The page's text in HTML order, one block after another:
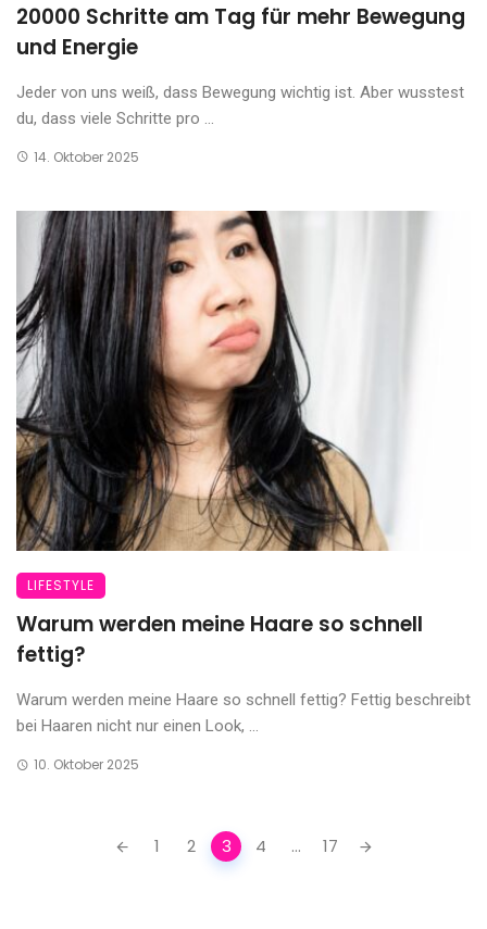
20000 Schritte am Tag für mehr Bewegung
und Energie
Jeder von uns weiß, dass Bewegung wichtig ist. Aber wusstest
du, dass viele Schritte pro ...
14. Oktober 2025
LIFESTYLE
Warum werden meine Haare so schnell
fettig?
Warum werden meine Haare so schnell fettig? Fettig beschreibt
bei Haaren nicht nur einen Look, ...
10. Oktober 2025
1 2 3 4 ... 17